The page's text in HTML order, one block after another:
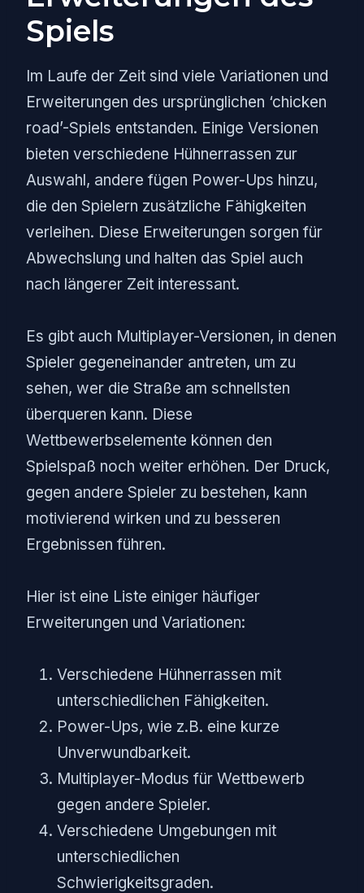
Spiels
Im Laufe der Zeit sind viele Variationen und
Erweiterungen des ursprünglichen ‘chicken
road’-Spiels entstanden. Einige Versionen
bieten verschiedene Hühnerrassen zur
Auswahl, andere fügen Power-Ups hinzu,
die den Spielern zusätzliche Fähigkeiten
verleihen. Diese Erweiterungen sorgen für
Abwechslung und halten das Spiel auch
nach längerer Zeit interessant.
Es gibt auch Multiplayer-Versionen, in denen
Spieler gegeneinander antreten, um zu
sehen, wer die Straße am schnellsten
überqueren kann. Diese
Wettbewerbselemente können den
Spielspaß noch weiter erhöhen. Der Druck,
gegen andere Spieler zu bestehen, kann
motivierend wirken und zu besseren
Ergebnissen führen.
Hier ist eine Liste einiger häufiger
Erweiterungen und Variationen:
Verschiedene Hühnerrassen mit
unterschiedlichen Fähigkeiten.
Power-Ups, wie z.B. eine kurze
Unverwundbarkeit.
Multiplayer-Modus für Wettbewerb
gegen andere Spieler.
Verschiedene Umgebungen mit
unterschiedlichen
Schwierigkeitsgraden.